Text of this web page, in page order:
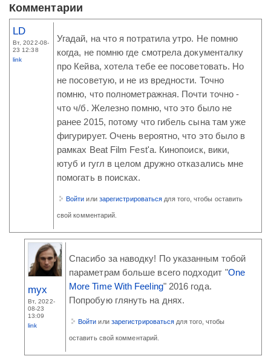
Комментарии
LD
Вт, 2022-08-
23 12:38
link
Угадай, на что я потратила утро. Не помню
когда, не помню где смотрела документалку
про Кейва, хотела тебе ее посоветовать. Но
не посоветую, и не из вредности. Точно
помню, что полнометражная. Почти точно -
что ч/б. Железно помню, что это было не
ранее 2015, потому что гибель сына там уже
фигурирует. Очень вероятно, что это было в
рамках Beat Film Fest'а. Кинопоиск, вики,
ютуб и гугл в целом дружно отказались мне
помогать в поисках.
Войти или зарегистрироваться для того, чтобы оставить
свой комментарий.
myx
Вт, 2022-
08-23
13:09
link
Спасибо за наводку! По указанным тобой
параметрам больше всего подходит "One
More Time With Feeling" 2016 года.
Попробую глянуть на днях.
Войти или зарегистрироваться для того, чтобы
оставить свой комментарий.